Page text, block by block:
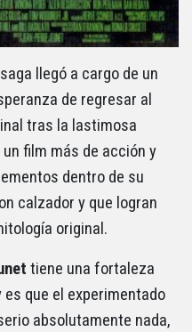
llegó a cargo de un
de regresar al
tras la lastimosa
film más de acción y
dentro de su
calzador y que logran
original.
tiene una fortaleza
es que el experimentado
absolutamente nada,